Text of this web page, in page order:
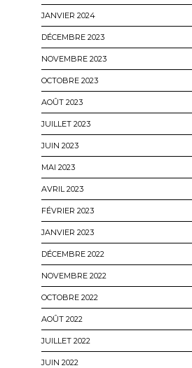
JANVIER 2024
DÉCEMBRE 2023
NOVEMBRE 2023
OCTOBRE 2023
AOÛT 2023
JUILLET 2023
JUIN 2023
MAI 2023
AVRIL 2023
FÉVRIER 2023
JANVIER 2023
DÉCEMBRE 2022
NOVEMBRE 2022
OCTOBRE 2022
AOÛT 2022
JUILLET 2022
JUIN 2022